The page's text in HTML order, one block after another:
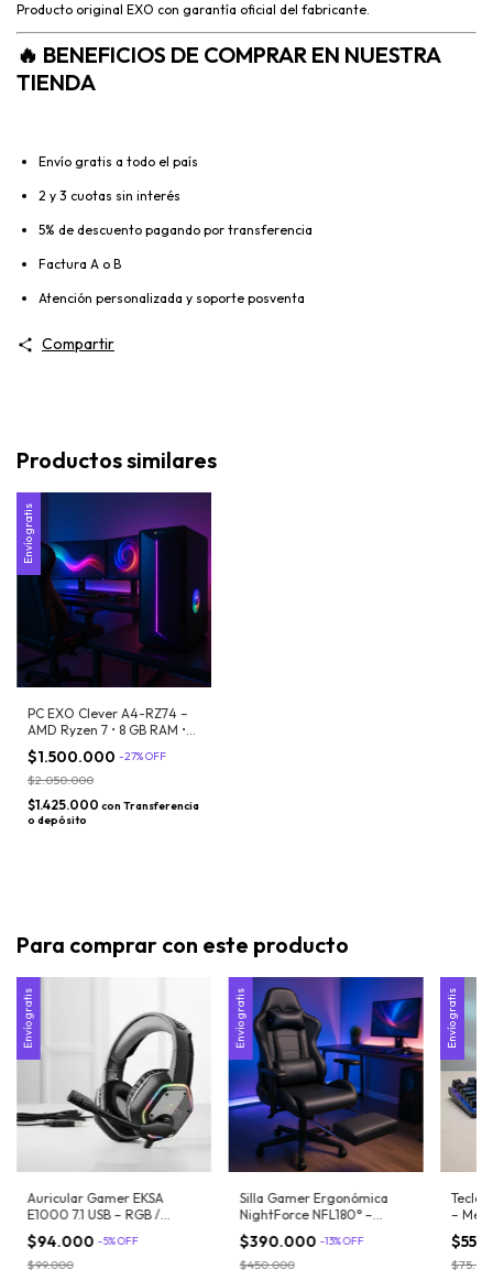
Producto original EXO con garantía oficial del fabricante.
🔥 BENEFICIOS DE COMPRAR EN NUESTRA
TIENDA
Envío gratis a todo el país
2 y 3 cuotas sin interés
5% de descuento pagando por transferencia
Factura A o B
Atención personalizada y soporte posventa
Compartir
Productos similares
Envío gratis
PC EXO Clever A4-RZ74 –
AMD Ryzen 7 • 8 GB RAM •
SSD 480 GB • GeForce •
Win11
$1.500.000 -27%OFF
$2.050.000
$1.425.000 con Transferencia
o depósito
Para comprar con este producto
Envío gratis
Auricular Gamer EKSA
E1000 7.1 USB – RGB /
micrófono con cancelación
de ruido
$94.000 -5%OFF
$99.000
Envío gratis
Silla Gamer Ergonómica
NightForce NFL180° –
Reclinable 180° con Apoya
Pies
$390.000 -13%OFF
$450.000
Envío gratis
–